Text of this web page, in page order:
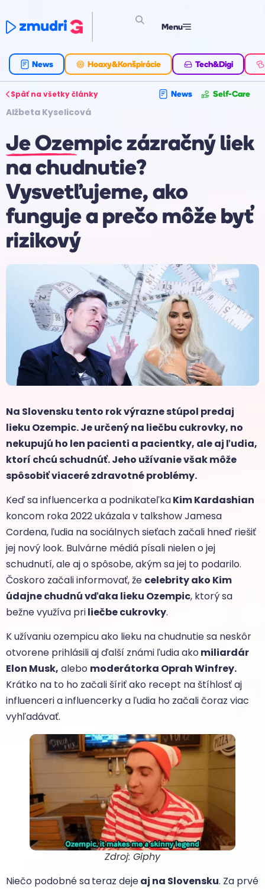
Menu
News Hoaxy&Konšpirácie Tech&Digi
Späť na všetky články News Self-Care
Alžbeta Kyselicová
Je Ozempic zázračný liek
na chudnutie?
Vysvetľujeme, ako
funguje a prečo môže byť
rizikový
Na Slovensku tento rok výrazne stúpol predaj
lieku Ozempic. Je určený na liečbu cukrovky, no
nekupujú ho len pacienti a pacientky, ale aj ľudia,
ktorí chcú schudnúť. Jeho užívanie však môže
spôsobiť viaceré zdravotné problémy.
Keď sa influencerka a podnikateľkaKim Kardashian
koncom roka 2022 ukázala v talkshow Jamesa
Cordena, ľudia na sociálnych sieťach začali hneď riešiť
jej nový look. Bulvárne médiá písali nielen o jej
schudnutí, ale aj o spôsobe, akým sa jej to podarilo.
Čoskoro začali informovať, že celebrity ako Kim
údajne chudnú vďaka lieku Ozempic, ktorý sa
bežne využíva priliečbe cukrovky.
K užívaniu ozempicu ako lieku na chudnutie sa neskôr
otvorene prihlásili aj ďalší známi ľudia akomiliardár
Elon Musk, alebo moderátorka Oprah Winfrey.
Krátko na to ho začali šíriť ako recept na štíhlosť aj
influenceri a influencerky a ľudia ho začali čoraz viac
vyhľadávať.
Zdroj: Giphy
Niečo podobné sateraz dejeaj na Slovensku. Za prvé